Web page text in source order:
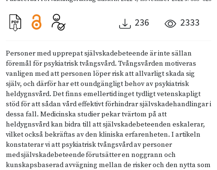
236 2333
Personer med upprepat självskadebeteende är inte sällan
föremål för psykiatrisk tvångsvård. Tvångsvården motiveras
vanligen med att personen löper risk att allvarligt skada sig
själv, och därför har ett oundgängligt behov av psykiatrisk
heldygnsvård. Det finns emellertid inget tydligt vetenskapligt
stöd för att sådan vård effektivt förhindrar självskadehandlingar i
dessa fall. Medicinska studier pekar tvärtom på att
heldygnsvård kan bidra till att självskadebeteenden eskalerar,
vilket också bekräftas av den kliniska erfarenheten. I artikeln
konstaterar vi att psykiatrisk tvångsvård av personer
med självskadebeteende förutsätter en noggrann och
kunskapsbaserad avvägning mellan de risker och den nytta som